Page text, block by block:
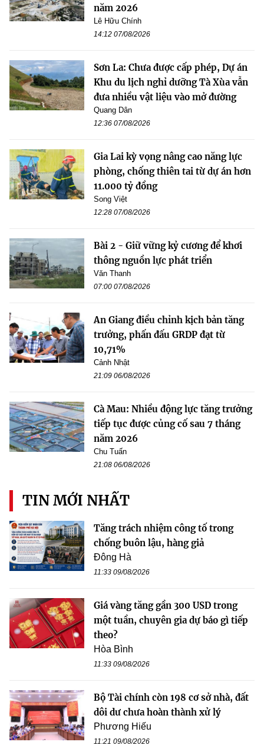
năm 2026
Lê Hữu Chính
14:12 07/08/2026
Sơn La: Chưa được cấp phép, Dự án
Khu du lịch nghỉ dưỡng Tà Xùa vẫn
đưa nhiều vật liệu vào mở đường
Quang Dân
12:36 07/08/2026
Gia Lai kỳ vọng nâng cao năng lực
phòng, chống thiên tai từ dự án hơn
11.000 tỷ đồng
Song Việt
12:28 07/08/2026
Bài 2 - Giữ vững kỷ cương để khơi
thông nguồn lực phát triển
Văn Thanh
07:00 07/08/2026
An Giang điều chỉnh kịch bản tăng
trưởng, phấn đấu GRDP đạt từ
10,71%
Cảnh Nhật
21:09 06/08/2026
Cà Mau: Nhiều động lực tăng trưởng
tiếp tục được củng cố sau 7 tháng
năm 2026
Chu Tuấn
21:08 06/08/2026
TIN MỚI NHẤT
Tăng trách nhiệm công tố trong
chống buôn lậu, hàng giả
Đông Hà
11:33 09/08/2026
Giá vàng tăng gần 300 USD trong
một tuần, chuyên gia dự báo gì tiếp
theo?
Hòa Bình
11:33 09/08/2026
Bộ Tài chính còn 198 cơ sở nhà, đất
dôi dư chưa hoàn thành xử lý
Phương Hiếu
11:21 09/08/2026